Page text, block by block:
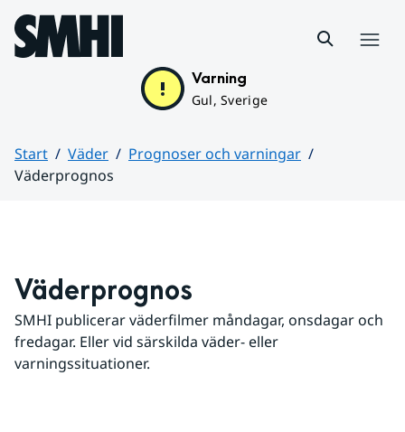
Hoppa till sidans innehåll
Varning
Gul, Sverige
Start Väder
Prognoser och varningar
Väderprognos
Väderprognos
SMHI publicerar väderfilmer måndagar, onsdagar och
fredagar. Eller vid särskilda väder- eller
varningssituationer.